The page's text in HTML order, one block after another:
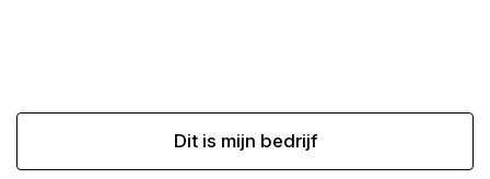
Dit is mijn bedrijf